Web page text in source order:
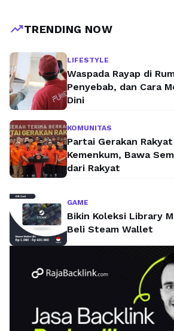
trending_upTRENDING NOW
LIFESTYLE
Waspada Rayap di
Penyebab, dan Cara
Dini
KOMUNITAS
Partai Gerakan
Kemenkum, Bawa
dari Rakyat
GAME
Bikin Koleksi Library
Beli Steam Wallet